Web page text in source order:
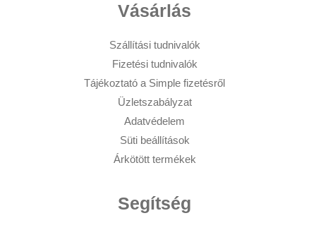
Vásárlás
Szállítási tudnivalók
Fizetési tudnivalók
Tájékoztató a Simple fizetésről
Üzletszabályzat
Adatvédelem
Süti beállítások
Árkötött termékek
Segítség